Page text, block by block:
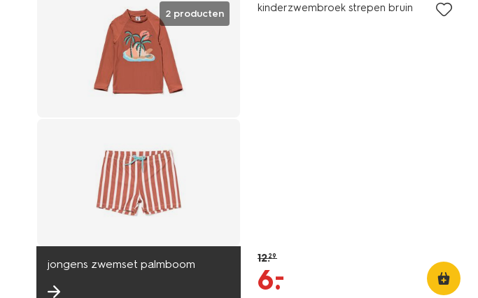
2 producten
jongens zwemset palmboom
kinderzwembroek strepen bruin
12.29
6.
–